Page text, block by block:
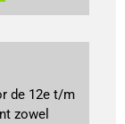
de 12e t/m
zowel